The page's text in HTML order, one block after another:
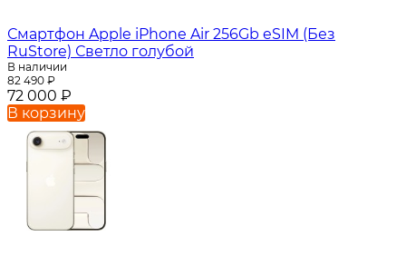
Смартфон Apple iPhone Air 256Gb eSIM (Без
RuStore) Светло голубой
В наличии
82 490 ₽
72 000 ₽
В корзину